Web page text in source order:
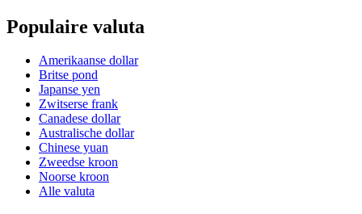
Populaire valuta
Amerikaanse dollar
Britse pond
Japanse yen
Zwitserse frank
Canadese dollar
Australische dollar
Chinese yuan
Zweedse kroon
Noorse kroon
Alle valuta